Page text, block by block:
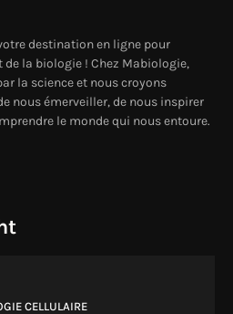
destination en ligne pour
la biologie ! Chez Mabiologie,
la science et nous croyons
nous émerveiller, de nous inspirer
le monde qui nous entoure.
CELLULAIRE